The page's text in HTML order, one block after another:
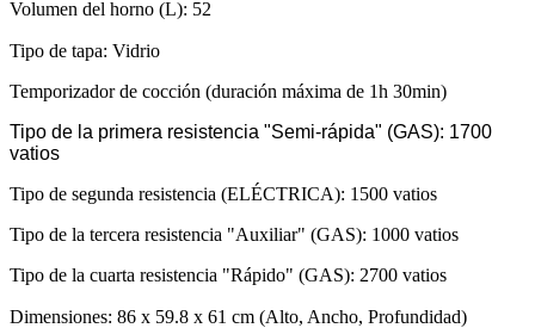
Volumen del horno (L): 52
Tipo de tapa: Vidrio
Temporizador de cocción (duración máxima de 1h 30min)
Tipo de la primera resistencia "Semi-rápida" (GAS): 1700
vatios
Tipo de segunda resistencia (ELÉCTRICA): 1500 vatios
Tipo de la tercera resistencia "Auxiliar" (GAS): 1000 vatios
Tipo de la cuarta resistencia "Rápido" (GAS): 2700 vatios
Dimensiones: 86 x 59.8 x 61 cm (Alto, Ancho, Profundidad)